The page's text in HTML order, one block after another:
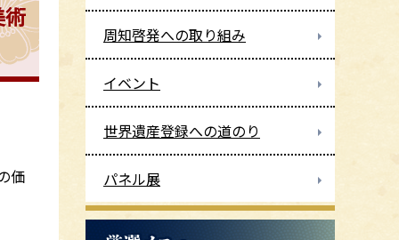
価
周知啓発への取り組み
イベント
世界遺産登録への道のり
パネル展